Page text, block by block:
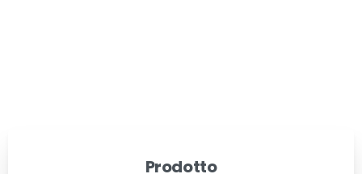
Prodotto